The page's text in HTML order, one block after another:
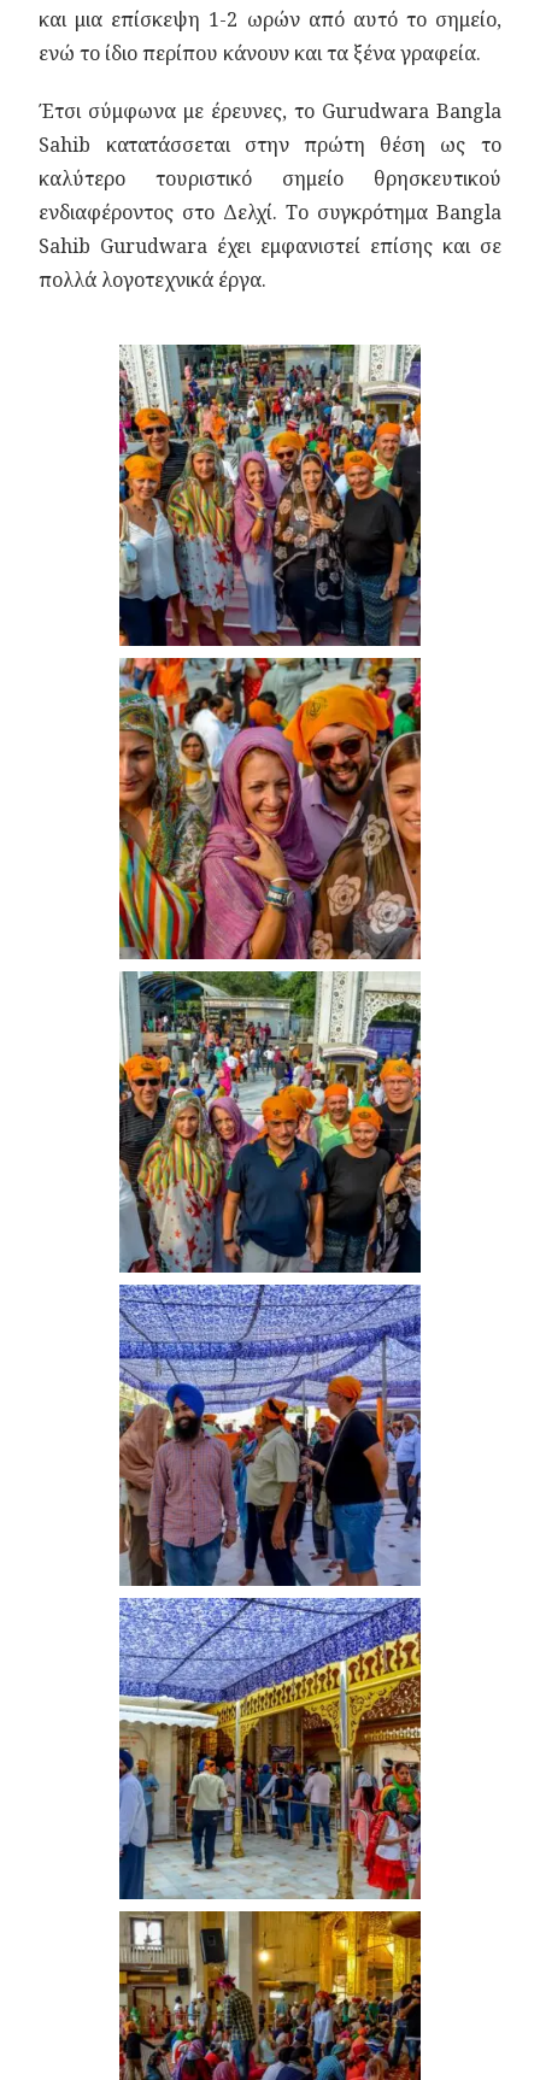
και μια επίσκεψη 1-2 ωρών από αυτό το σημείο,
ενώ το ίδιο περίπου κάνουν και τα ξένα γραφεία.
Έτσι σύμφωνα με έρευνες, το Gurudwara Bangla
Sahib κατατάσσεται στην πρώτη θέση ως το
καλύτερο τουριστικό σημείο θρησκευτικού
ενδιαφέροντος στο Δελχί. Το συγκρότημα Bangla
Sahib Gurudwara έχει εμφανιστεί επίσης και σε
πολλά λογοτεχνικά έργα.